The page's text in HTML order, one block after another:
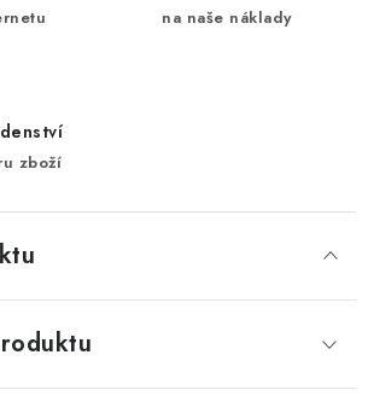
na naše náklady
zboží